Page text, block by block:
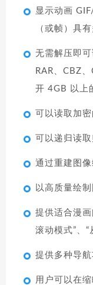
显示动画
（或帧）具
无需解压即
RAR、CBZ
开 4GB 以上
可以读取加密
可以递归读
通过重建图
以高质量绘制
提供适合漫画
滚动模式”、“
提供多种导航
用户可以在